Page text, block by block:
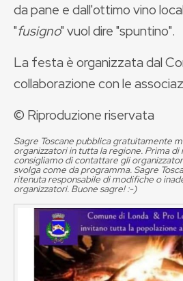
da pane e dall'ottimo vino
"fusigno" vuol dire "spuntino".
La festa è organizzata dal
collaborazione con le
© Riproduzione riservata
Sagre Toscane pubblica gratuitamente
organizzatori in tutta la regione. Prima
consigliamo di contattare gli
svolga come da programma. Sagre
ritenuta responsabile di modifiche o
organizzatori. Buone sagre! :-)